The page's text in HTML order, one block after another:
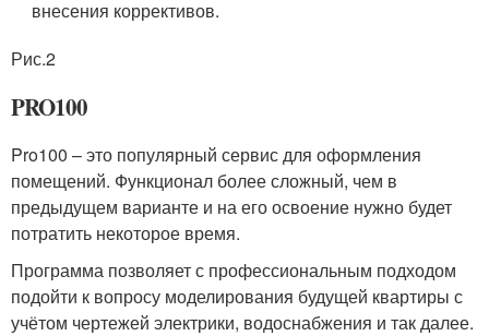
внесения коррективов.
Рис.2
PRO100
Pro100 – это популярный сервис для оформления
помещений. Функционал более сложный, чем в
предыдущем варианте и на его освоение нужно будет
потратить некоторое время.
Программа позволяет с профессиональным подходом
подойти к вопросу моделирования будущей квартиры с
учётом чертежей электрики, водоснабжения и так далее.